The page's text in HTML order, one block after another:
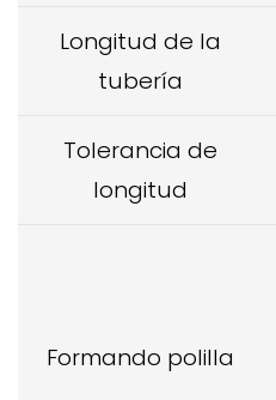
Longitud de la
tubería
Tolerancia de
longitud
Formando polilla